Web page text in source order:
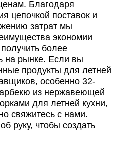
Благодаря
цепочкой поставок и
затрат мы
экономии
более
на рынке. Если вы
продукты для летней
особенно 32-
из нержавеющей
для летней кухни,
свяжитесь с нами.
руку, чтобы создать